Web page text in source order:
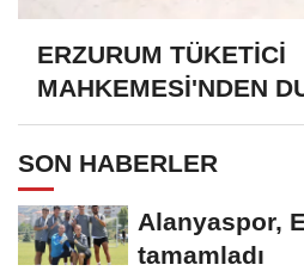
ERZURUM TÜKETİCİ
MAHKEMESİ'NDEN
SON HABERLER
Alanyaspor,
tamamladı